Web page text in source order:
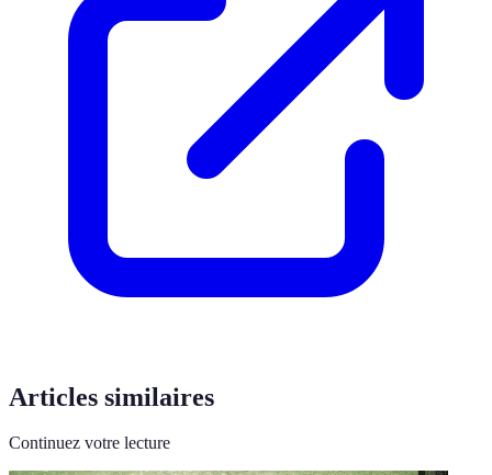
Articles similaires
Continuez votre lecture